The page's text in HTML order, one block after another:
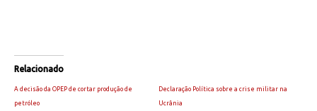
Relacionado
A decisão da OPEP de cortar produção de
petróleo
Declaração Política sobre a crise militar na
Ucrânia